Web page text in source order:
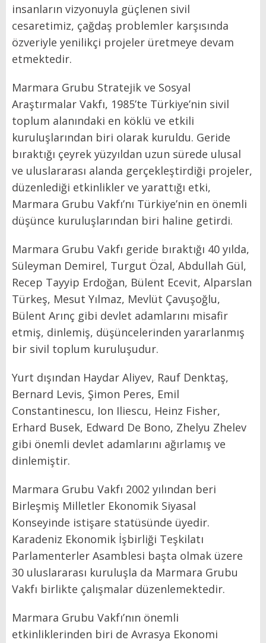
insanların vizyonuyla güçlenen sivil
cesaretimiz, çağdaş problemler karşısında
özveriyle yenilikçi projeler üretmeye devam
etmektedir.
Marmara Grubu Stratejik ve Sosyal
Araştırmalar Vakfı, 1985’te Türkiye’nin sivil
toplum alanındaki en köklü ve etkili
kuruluşlarından biri olarak kuruldu. Geride
bıraktığı çeyrek yüzyıldan uzun sürede ulusal
ve uluslararası alanda gerçekleştirdiği projeler,
düzenlediği etkinlikler ve yarattığı etki,
Marmara Grubu Vakfı’nı Türkiye’nin en önemli
düşünce kuruluşlarından biri haline getirdi.
Marmara Grubu Vakfı geride bıraktığı 40 yılda,
Süleyman Demirel, Turgut Özal, Abdullah Gül,
Recep Tayyip Erdoğan, Bülent Ecevit, Alparslan
Türkeş, Mesut Yılmaz, Mevlüt Çavuşoğlu,
Bülent Arınç gibi devlet adamlarını misafir
etmiş, dinlemiş, düşüncelerinden yararlanmış
bir sivil toplum kuruluşudur.
Yurt dışından Haydar Aliyev, Rauf Denktaş,
Bernard Levis, Şimon Peres, Emil
Constantinescu, Ion Iliescu, Heinz Fisher,
Erhard Busek, Edward De Bono, Zhelyu Zhelev
gibi önemli devlet adamlarını ağırlamış ve
dinlemiştir.
Marmara Grubu Vakfı 2002 yılından beri
Birleşmiş Milletler Ekonomik Siyasal
Konseyinde istişare statüsünde üyedir.
Karadeniz Ekonomik İşbirliği Teşkilatı
Parlamenterler Asamblesi başta olmak üzere
30 uluslararası kuruluşla da Marmara Grubu
Vakfı birlikte çalışmalar düzenlemektedir.
Marmara Grubu Vakfı’nın önemli
etkinliklerinden biri de Avrasya Ekonomi